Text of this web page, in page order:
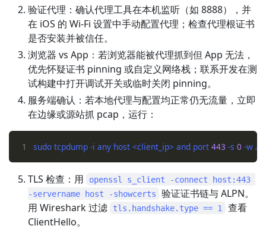
验证代理：确认代理工具在本机监听（如 8888），并
在 iOS 的 Wi-Fi 设置中手动配置代理；检查代理根证书
是否安装并被信任。
浏览器 vs App：若浏览器能被代理抓到但 App 无法，
优先怀疑证书 pinning 或自定义网络栈；联系开发在测
试构建中打开调试开关或临时关闭 pinning。
服务端确认：若本地代理与配置均正常仍无流量，立即
在边缘或源站抓 pcap，运行：
1 sudo tcpdump -i any host <client_ip> and port 443 -s 0
TLS 检查：用
openssl s_client -connect host:443
-servername host -showcerts
验证证书链与 ALPN。
用 Wireshark 过滤
tls.handshake.type == 1
查看
ClientHello。